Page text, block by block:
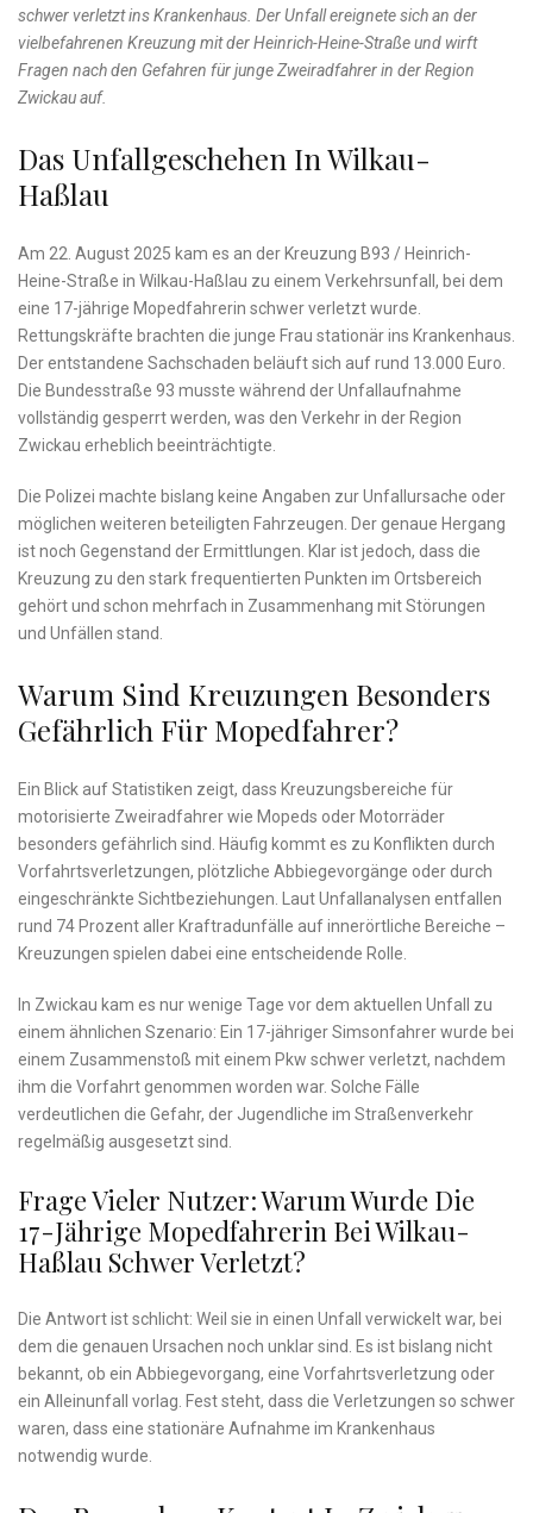
schwer verletzt ins Krankenhaus. Der Unfall ereignete sich an der
vielbefahrenen Kreuzung mit der Heinrich-Heine-Straße und wirft
Fragen nach den Gefahren für junge Zweiradfahrer in der Region
Zwickau auf.
Das Unfallgeschehen In Wilkau-
Haßlau
Am 22. August 2025 kam es an der Kreuzung B93 / Heinrich-
Heine-Straße in Wilkau-Haßlau zu einem Verkehrsunfall, bei dem
eine 17-jährige Mopedfahrerin schwer verletzt wurde.
Rettungskräfte brachten die junge Frau stationär ins Krankenhaus.
Der entstandene Sachschaden beläuft sich auf rund 13.000 Euro.
Die Bundesstraße 93 musste während der Unfallaufnahme
vollständig gesperrt werden, was den Verkehr in der Region
Zwickau erheblich beeinträchtigte.
Die Polizei machte bislang keine Angaben zur Unfallursache oder
möglichen weiteren beteiligten Fahrzeugen. Der genaue Hergang
ist noch Gegenstand der Ermittlungen. Klar ist jedoch, dass die
Kreuzung zu den stark frequentierten Punkten im Ortsbereich
gehört und schon mehrfach in Zusammenhang mit Störungen
und Unfällen stand.
Warum Sind Kreuzungen Besonders
Gefährlich Für Mopedfahrer?
Ein Blick auf Statistiken zeigt, dass Kreuzungsbereiche für
motorisierte Zweiradfahrer wie Mopeds oder Motorräder
besonders gefährlich sind. Häufig kommt es zu Konflikten durch
Vorfahrtsverletzungen, plötzliche Abbiegevorgänge oder durch
eingeschränkte Sichtbeziehungen. Laut Unfallanalysen entfallen
rund 74 Prozent aller Kraftradunfälle auf innerörtliche Bereiche –
Kreuzungen spielen dabei eine entscheidende Rolle.
In Zwickau kam es nur wenige Tage vor dem aktuellen Unfall zu
einem ähnlichen Szenario: Ein 17-jähriger Simsonfahrer wurde bei
einem Zusammenstoß mit einem Pkw schwer verletzt, nachdem
ihm die Vorfahrt genommen worden war. Solche Fälle
verdeutlichen die Gefahr, der Jugendliche im Straßenverkehr
regelmäßig ausgesetzt sind.
Frage Vieler Nutzer: Warum Wurde Die
17-Jährige Mopedfahrerin Bei Wilkau-
Haßlau Schwer Verletzt?
Die Antwort ist schlicht: Weil sie in einen Unfall verwickelt war, bei
dem die genauen Ursachen noch unklar sind. Es ist bislang nicht
bekannt, ob ein Abbiegevorgang, eine Vorfahrtsverletzung oder
ein Alleinunfall vorlag. Fest steht, dass die Verletzungen so schwer
waren, dass eine stationäre Aufnahme im Krankenhaus
notwendig wurde.